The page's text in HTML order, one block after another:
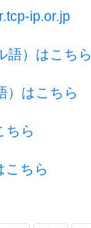
ip.or.jp
語）はこちら
）はこちら
ちら
こちら